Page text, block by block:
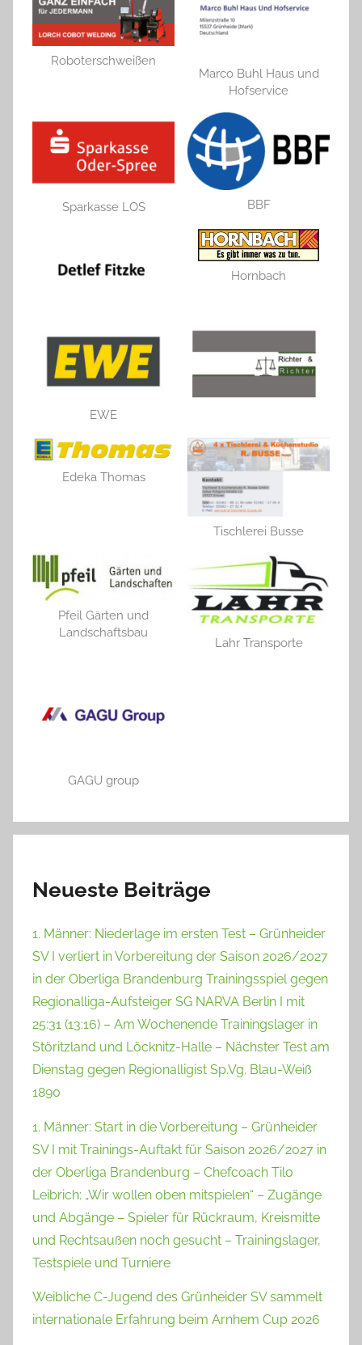
Roboterschweißen
Marco Buhl Haus und
Hofservice
Sparkasse LOS BBF
Hornbach
EWE
Edeka Thomas
Tischlerei Busse
Pfeil Gärten und
Landschaftsbau
Lahr Transporte
GAGU group
Neueste Beiträge
1. Männer: Niederlage im ersten Test – Grünheider
SV I verliert in Vorbereitung der Saison 2026/2027
in der Oberliga Brandenburg Trainingsspiel gegen
Regionalliga-Aufsteiger SG NARVA Berlin I mit
25:31 (13:16) – Am Wochenende Trainingslager in
Störitzland und Löcknitz-Halle – Nächster Test am
Dienstag gegen Regionalligist Sp.Vg. Blau-Weiß
1890
1. Männer: Start in die Vorbereitung – Grünheider
SV I mit Trainings-Auftakt für Saison 2026/2027 in
der Oberliga Brandenburg – Chefcoach Tilo
Leibrich: „Wir wollen oben mitspielen“ – Zugänge
und Abgänge – Spieler für Rückraum, Kreismitte
und Rechtsaußen noch gesucht – Trainingslager,
Testspiele und Turniere
Weibliche C-Jugend des Grünheider SV sammelt
internationale Erfahrung beim Arnhem Cup 2026